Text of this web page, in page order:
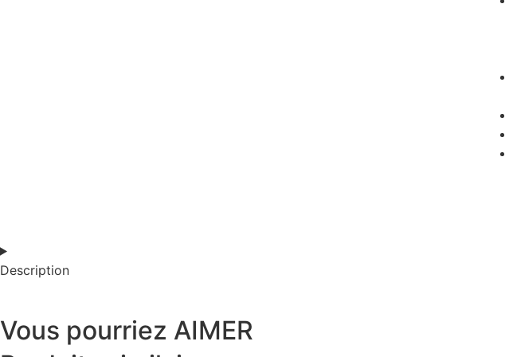
Description
Vous pourriez AIMER